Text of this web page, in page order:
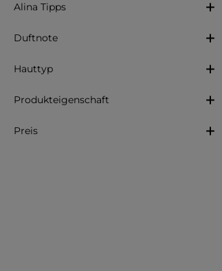
Alina Tipps
Duftnote
Hauttyp
Produkteigenschaft
Preis